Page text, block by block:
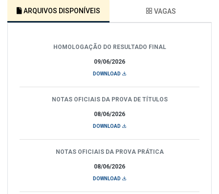
ARQUIVOS DISPONÍVEIS VAGAS
09/06/2026
HOMOLOGAÇÃO DO RESULTADO FINAL
DOWNLOAD
08/06/2026
NOTAS OFICIAIS DA PROVA DE TÍTULOS
DOWNLOAD
08/06/2026
NOTAS OFICIAIS DA PROVA PRÁTICA
DOWNLOAD